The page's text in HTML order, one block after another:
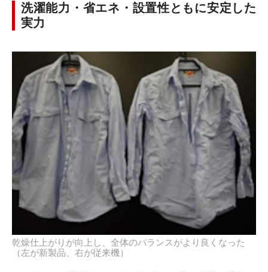
洗濯能力・省エネ・設置性ともに安定した
実力
乾燥仕上がりが向上し、全体のバランスがより良くなった
（左が新製品、右が従来機）